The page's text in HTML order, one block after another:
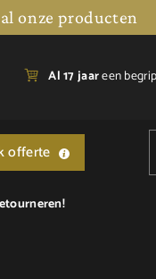
onze producten
Al 17 jaareen begrip
offerte